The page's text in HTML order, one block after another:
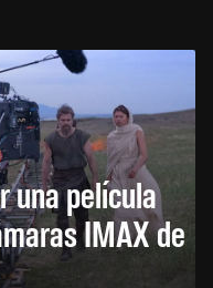
una película
IMAX de